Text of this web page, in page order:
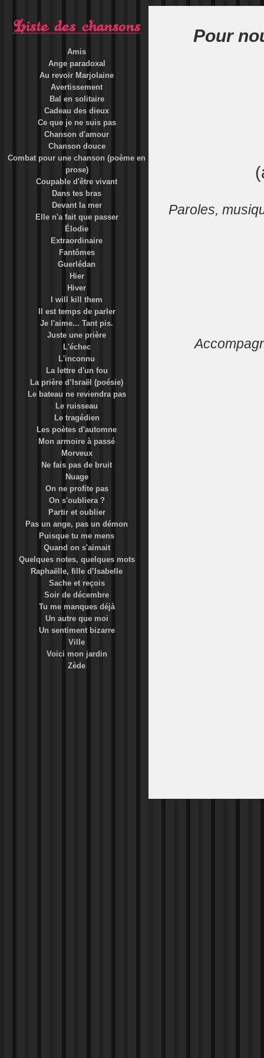
Amis
Ange paradoxal
Au revoir Marjolaine
Avertissement
Bal en solitaire
Cadeau des dieux
Ce que je ne suis pas
Chanson d'amour
Chanson douce
Combat pour une chanson (poème en
prose)
Coupable d'être vivant
Dans tes bras
Devant la mer
Elle n'a fait que passer
Élodie
Extraordinaire
Fantômes
Guerlédan
Hier
Hiver
I will kill them
Il est temps de parler
Je l'aime... Tant pis.
Juste une prière
L'échec
L'inconnu
La lettre d'un fou
La prière d’Israël (poésie)
Le bateau ne reviendra pas
Le ruisseau
Le tragédien
Les poètes d'automne
Mon armoire à passé
Morveux
Ne fais pas de bruit
Nuage
On ne profite pas
On s'oubliera ?
Partir et oublier
Pas un ange, pas un démon
Puisque tu me mens
Quand on s'aimait
Quelques notes, quelques mots
Raphaëlle, fille d’Isabelle
Sache et reçois
Soir de décembre
Tu me manques déjà
Un autre que moi
Un sentiment bizarre
Ville
Voici mon jardin
Zède
Pour
Paroles,